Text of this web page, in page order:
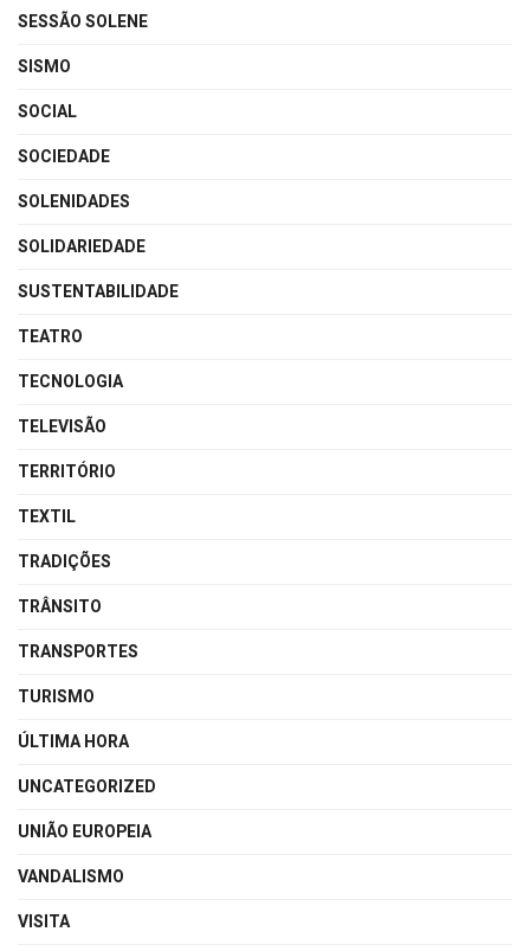
SESSÃO SOLENE
SISMO
SOCIAL
SOCIEDADE
SOLENIDADES
SOLIDARIEDADE
SUSTENTABILIDADE
TEATRO
TECNOLOGIA
TELEVISÃO
TERRITÓRIO
TEXTIL
TRADIÇÕES
TRÂNSITO
TRANSPORTES
TURISMO
ÚLTIMA HORA
UNCATEGORIZED
UNIÃO EUROPEIA
VANDALISMO
VISITA